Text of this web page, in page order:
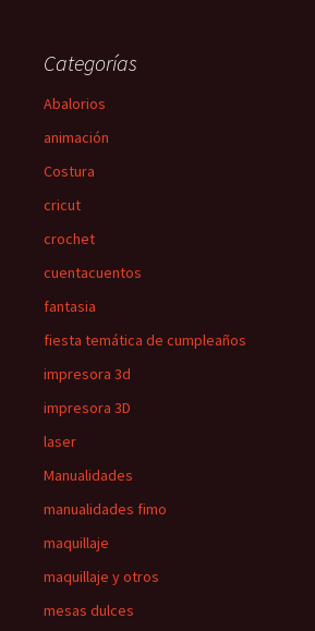
Categorías
Abalorios
animación
Costura
cricut
crochet
cuentacuentos
fantasia
fiesta temática de cumpleaños
impresora 3d
impresora 3D
laser
Manualidades
manualidades fimo
maquillaje
maquillaje y otros
mesas dulces